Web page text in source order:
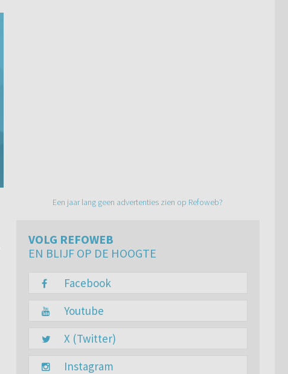
Een jaar lang geen advertenties zien op Refoweb?
VOLG REFOWEB
EN BLIJF OP DE HOOGTE
Facebook
Youtube
X (Twitter)
Instagram